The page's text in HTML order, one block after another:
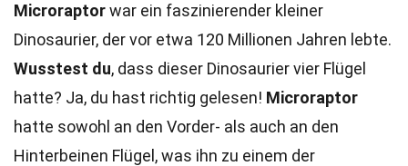
Microraptorwar ein faszinierender kleiner
Dinosaurier, der vor etwa 120 Millionen Jahren lebte.
Wusstest du, dass dieser Dinosaurier vier Flügel
hatte? Ja, du hast richtig gelesen! Microraptor
hatte sowohl an den Vorder- als auch an den
Hinterbeinen Flügel, was ihn zu einem der